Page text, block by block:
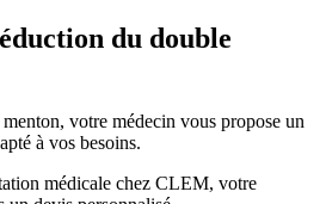
du double
votre médecin vous propose un
à vos besoins.
médicale chez CLEM, votre